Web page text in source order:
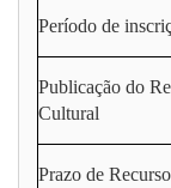
Período
Publicação do
Cultural
Prazo de